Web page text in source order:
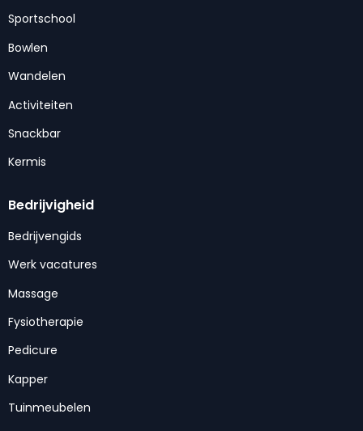
Sportschool
Bowlen
Wandelen
Activiteiten
Snackbar
Kermis
Bedrijvigheid
Bedrijvengids
Werk vacatures
Massage
Fysiotherapie
Pedicure
Kapper
Tuinmeubelen